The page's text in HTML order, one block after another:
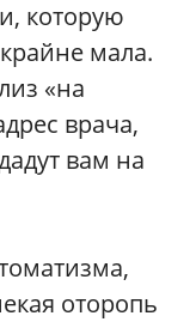
которую
мала.
«на
врача,
вам на
оторопь